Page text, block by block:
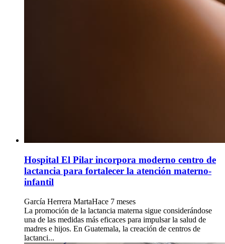
Hospital El Pilar incorpora moderno centro de
lactancia para fortalecer la atención materno-
infantil
García Herrera MartaHace 7 meses
La promoción de la lactancia materna sigue considerándose
una de las medidas más eficaces para impulsar la salud de
madres e hijos. En Guatemala, la creación de centros de
lactanci...